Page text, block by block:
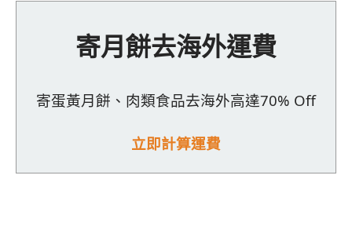
寄月餅去海外運費
寄蛋黃月餅、肉類食品去海外高達70% Off
立即計算運費